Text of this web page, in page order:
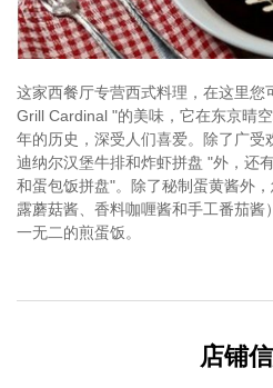
这家西餐厅专营西式料理，在这里您
Grill Cardinal "的美味，它在东京晴
年的历史，深受人们喜爱。除了广受
迪纳尔汉堡牛排和炸虾拼盘 "外，还
和蛋包饭拼盘"。除了秘制蛋黄酱外
露蘑菇酱、香料咖喱酱和手工番茄酱
一无二的煎蛋饭。
店铺